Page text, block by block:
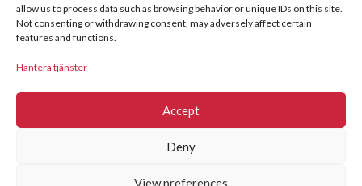
allow us to process data such as browsing behavior or unique IDs on this site.
Not consenting or withdrawing consent, may adversely affect certain
features and functions.
Hantera tjänster
Accept
Deny
View preferences
Copyright © 2026
Hovingh & Partners